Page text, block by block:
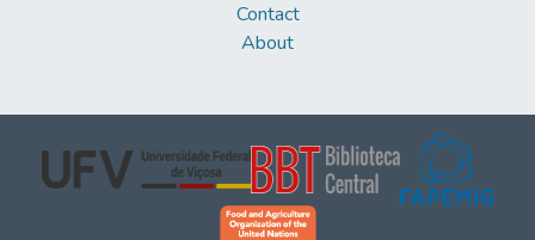
Contact
About